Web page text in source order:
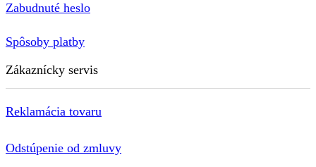
Zabudnuté heslo
Spôsoby platby
Zákaznícky servis
Reklamácia tovaru
Odstúpenie od zmluvy